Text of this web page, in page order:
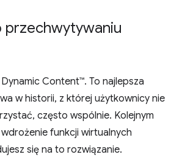
przechwytywaniu
Content™. To najlepsza
w historii, z której użytkownicy nie
często wspólnie. Kolejnym
funkcji wirtualnych
się na to rozwiązanie.